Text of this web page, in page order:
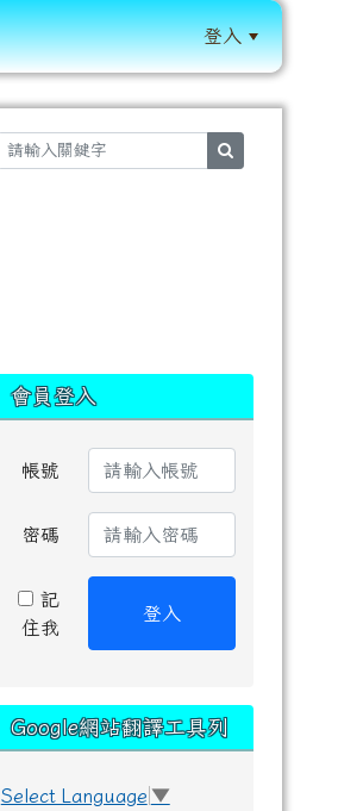
登入
會員登入
帳號
密碼
記
住我
登入
Google網站翻譯工具列
Select Language ▼